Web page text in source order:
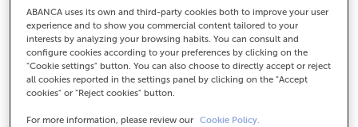
comisión?
Que tipo de cambio se utiliza en
operacións en moeda estranxeira?
Aplícase algunha comisión?
ABANCA uses its own and third-party cookies both to improve your user
experience and to show you commercial content tailored to your
interests by analyzing your browsing habits. You can consult and
configure cookies according to your preferences by clicking on the
"Cookie settings" button. You can also choose to directly accept or reject
all cookies reported in the settings panel by clicking on the "Accept
cookies" or "Reject cookies" button.
For more information, please review our Cookie Policy.